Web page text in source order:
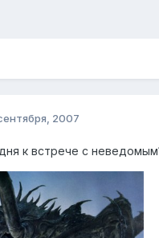
2007
к встрече с